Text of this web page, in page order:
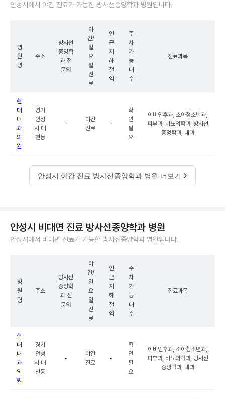
안성시에서 야간 진료가 가능한 방사선종양학과 병원입니다.
병
원
명
주소
방사선
종양학
과 전
문의
야
간/
일
요
일
진
료
인
근
지
하
철
역
주
차
가
능
대
수
진료과목
현
대
내
과
의
원
경기
안성
시 대
천동
-
야간
진료
-
확
인
필
요
이비인후과, 소아청소년과,
피부과, 비뇨의학과, 방사선
종양학과, 내과
안성시 야간 진료 방사선종양학과 병원 더보기
안성시 비대면 진료 방사선종양학과 병원
안성시에서 비대면 진료가 가능한 방사선종양학과 병원입니다.
병
원
명
주소
방사선
종양학
과 전
문의
야
간/
일
요
일
진
료
인
근
지
하
철
역
주
차
가
능
대
수
진료과목
현
대
내
과
의
원
경기
안성
시 대
천동
-
야간
진료
-
확
인
필
요
이비인후과, 소아청소년과,
피부과, 비뇨의학과, 방사선
종양학과, 내과